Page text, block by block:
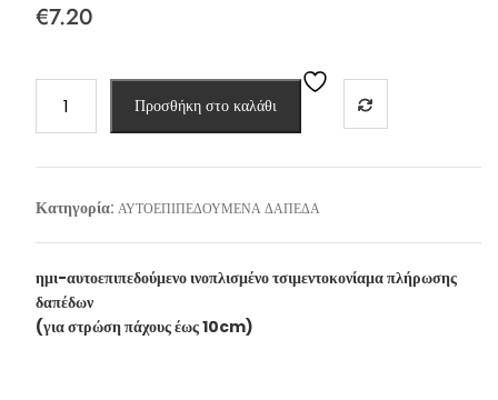
€7.20
100
(25kg)
ποσότητα
Προσθήκη στο καλάθι
Κατηγορία: ΑΥΤΟΕΠΙΠΕΔΟΥΜΕΝΑ ΔΑΠΕΔΑ
ημι-αυτοεπιπεδούμενο ινοπλισμένο τσιμεντοκονίαμα πλήρωσης
δαπέδων
(για στρώση πάχους έως 10cm)